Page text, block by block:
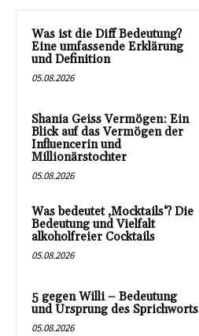
Was ist die Diff Bedeutung?
Eine umfassende Erklärung
und Definition
05.08.2026
Shania Geiss Vermögen: Ein
Blick auf das Vermögen der
Influencerin und
Millionärstochter
05.08.2026
Was bedeutet ‚Mocktails‘? Die
Bedeutung und Vielfalt
alkoholfreier Cocktails
05.08.2026
5 gegen Willi – Bedeutung
und Ursprung des Sprichworts
05.08.2026